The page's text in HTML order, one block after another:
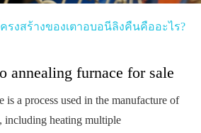
รงสร้างของเตาอบอนีลิงคืนคืออะไร?
annealing furnace for sale
is a process used in the manufacture of
including heating multiple